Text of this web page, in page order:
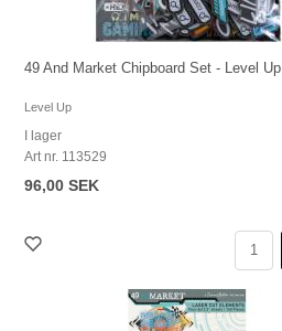
49 And Market Chipboard Set - Level Up
Level Up
I lager
Art nr. 113529
96,00 SEK